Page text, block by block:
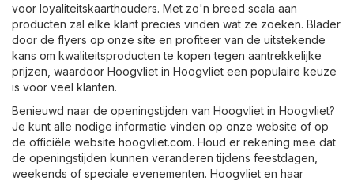
voor loyaliteitskaarthouders. Met zo'n breed scala aan
producten zal elke klant precies vinden wat ze zoeken. Blader
door de flyers op onze site en profiteer van de uitstekende
kans om kwaliteitsproducten te kopen tegen aantrekkelijke
prijzen, waardoor Hoogvliet in Hoogvliet een populaire keuze
is voor veel klanten.
Benieuwd naar de openingstijden van Hoogvliet in Hoogvliet?
Je kunt alle nodige informatie vinden op onze website of op
de officiële website hoogvliet.com. Houd er rekening mee dat
de openingstijden kunnen veranderen tijdens feestdagen,
weekends of speciale evenementen. Hoogvliet en haar